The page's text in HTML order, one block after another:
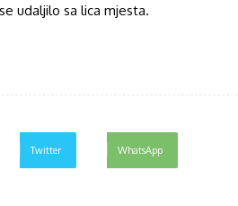
udaljilo sa lica mjesta.
Twitter WhatsApp